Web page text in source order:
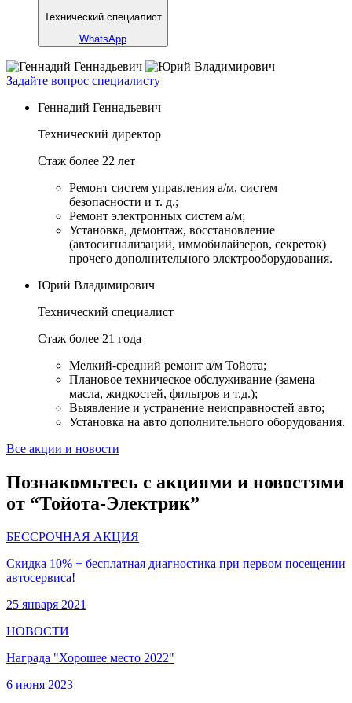
Технический специалист
WhatsApp
Задайте вопрос специалисту
Геннадий Геннадьевич
Технический директор
Стаж более 22 лет
Ремонт систем управления а/м, систем
безопасности и т. д.;
Ремонт электронных систем а/м;
Установка, демонтаж, восстановление
(автосигнализаций, иммобилайзеров, секреток)
прочего дополнительного электрооборудования.
Юрий Владимирович
Технический специалист
Стаж более 21 года
Мелкий-средний ремонт а/м Тойота;
Плановое техническое обслуживание (замена
масла, жидкостей, фильтров и т.д.);
Выявление и устранение неисправностей авто;
Установка на авто дополнительного оборудования.
Все акции и новости
Познакомьтесь с акциями и новостями
от “Тойота-Электрик”
БЕССРОЧНАЯ АКЦИЯ
Скидка 10% + бесплатная диагностика при первом посещении
автосервиса!
25 января 2021
НОВОСТИ
Награда "Хорошее место 2022"
6 июня 2023